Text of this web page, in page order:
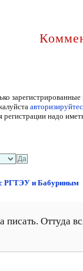
регистрации надо
с РГТЭУ и Бабуриным
Оттуда